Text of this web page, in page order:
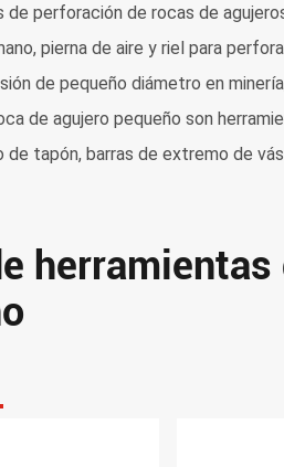
de perforación de rocas de
pierna de aire y riel para
de pequeño diámetro en
de agujero pequeño son
de tapón, barras de extremo de